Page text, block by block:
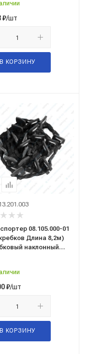
₽/шт
В КОРЗИНУ
08.105.000-01
Длина 8,2м)
наклонный
₽/шт
В КОРЗИНУ